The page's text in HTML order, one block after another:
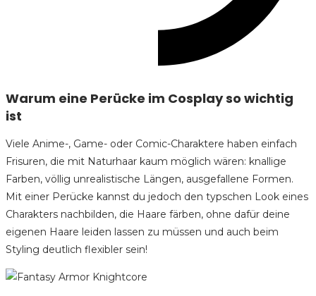
Warum eine Perücke im Cosplay so wichtig
ist
Viele Anime-, Game- oder Comic-Charaktere haben einfach
Frisuren, die mit Naturhaar kaum möglich wären: knallige
Farben, völlig unrealistische Längen, ausgefallene Formen.
Mit einer Perücke kannst du jedoch den typschen Look eines
Charakters nachbilden, die Haare färben, ohne dafür deine
eigenen Haare leiden lassen zu müssen und auch beim
Styling deutlich flexibler sein!